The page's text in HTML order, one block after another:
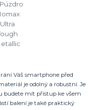
Váš smartphone před
je odolný a robustní. Je
budete mít přístup ke všem
balení je také praktický